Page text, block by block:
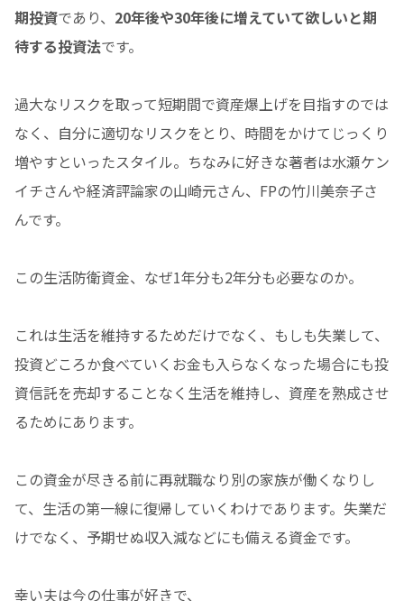
期投資であり、 20年後や30年後に増えていて欲しいと期
待する投資法です。
過大なリスクを取って短期間で資産爆上げを目指すのでは
なく、自分に適切なリスクをとり、時間をかけてじっくり
増やすといったスタイル。ちなみに好きな著者は水瀬ケン
イチさんや経済評論家の山崎元さん、FPの竹川美奈子さ
んです。
この生活防衛資金、なぜ1年分も2年分も必要なのか。
これは生活を維持するためだけでなく、もしも失業して、
投資どころか食べていくお金も入らなくなった場合にも投
資信託を売却することなく生活を維持し、資産を熟成させ
るためにあります。
この資金が尽きる前に再就職なり別の家族が働くなりし
て、生活の第一線に復帰していくわけであります。失業だ
けでなく、予期せぬ収入減などにも備える資金です。
幸い夫は今の仕事が好きで、